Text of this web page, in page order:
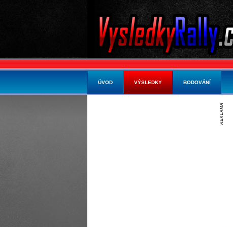
ÚVOD VÝSLEDKY BODOVÁNÍ